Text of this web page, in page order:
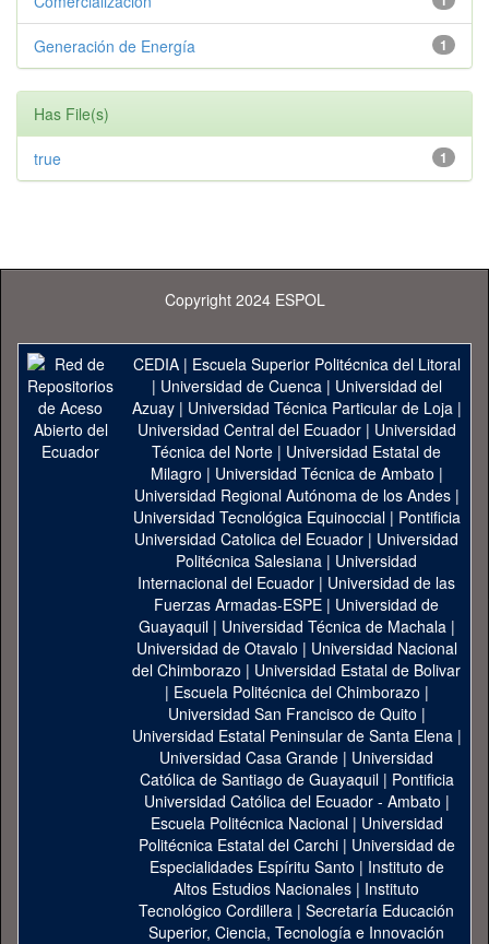
1
Generación de Energía
Has File(s)
1
true
Copyright 2024 ESPOL
CEDIA| Escuela Superior Politécnica del Litoral
| Universidad de Cuenca| Universidad del
Azuay| Universidad Técnica Particular de Loja|
Universidad Central del Ecuador| Universidad
Técnica del Norte | Universidad Estatal de
Milagro | Universidad Técnica de Ambato |
Universidad Regional Autónoma de los Andes|
Universidad Tecnológica Equinoccial| Pontificia
Universidad Catolica del Ecuador | Universidad
Politécnica Salesiana | Universidad
Internacional del Ecuador | Universidad de las
Fuerzas Armadas-ESPE | Universidad de
Guayaquil| Universidad Técnica de Machala|
Universidad de Otavalo | Universidad Nacional
del Chimborazo | Universidad Estatal de Bolivar
| Escuela Politécnica del Chimborazo |
Universidad San Francisco de Quito |
Universidad Estatal Peninsular de Santa Elena|
Universidad Casa Grande | Universidad
Católica de Santiago de Guayaquil| Pontificia
Universidad Católica del Ecuador - Ambato |
Escuela Politécnica Nacional| Universidad
Politécnica Estatal del Carchi| Universidad de
Especialidades Espíritu Santo | Instituto de
Altos Estudios Nacionales | Instituto
Tecnológico Cordillera | Secretaría Educación
Superior, Ciencia, Tecnología e Innovación